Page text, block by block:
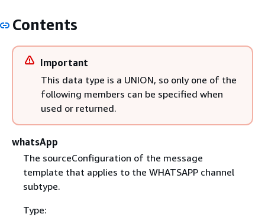
Contents
Important
This data type is a UNION, so only one of the
following members can be specified when
used or returned.
whatsApp
The sourceConfiguration of the message
template that applies to the WHATSAPP channel
subtype.
Type: